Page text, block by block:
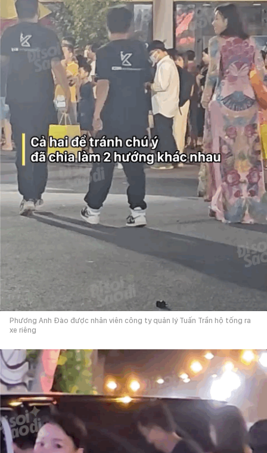
Phương Anh Đào được nhân viên công ty quản lý Tuấn Trần hộ tống ra
xe riêng